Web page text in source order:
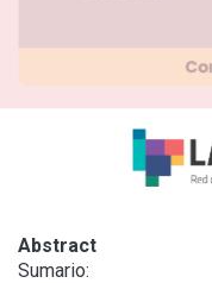
Abstract
Sumario: